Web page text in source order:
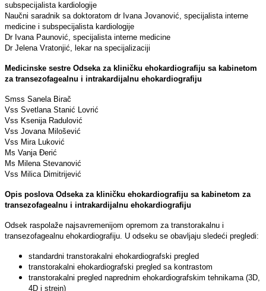
subspecijalista kardiologije
Naučni saradnik sa doktoratom dr Ivana Jovanović, specijalista interne
medicine i subspecijalista kardiologije
Dr Ivana Paunović, specijalista interne medicine
Dr Jelena Vratonjić, lekar na specijalizaciji
Medicinske sestre Odseka za kliničku ehokardiografiju sa kabinetom
za transezofagealnu i intrakardijalnu ehokardiografiju
Smss Sanela Birač
Vss Svetlana Stanić Lovrić
Vss Ksenija Radulović
Vss Jovana Milošević
Vss Mira Luković
Ms Vanja Đerić
Ms Milena Stevanović
Vss Milica Dimitrijević
Opis poslova Odseka za kliničku ehokardiografiju sa kabinetom za
transezofagealnu i intrakardijalnu ehokardiografiju
Odsek raspolaže najsavremenijom opremom za transtorakalnu i
transezofagealnu ehokardiografiju. U odseku se obavlјaju sledeći pregledi:
standardni transtorakalni ehokardiografski pregled
transtorakalni ehokardiografski pregled sa kontrastom
transtorakalni pregled naprednim ehokardiografskim tehnikama (3D,
4D i strejn)